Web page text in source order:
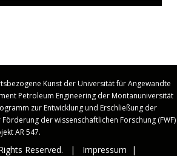
Kunst der Universität für Angewandte
Petroleum Engineering der Montanuniversität
zur Entwicklung und Erschließung der
Förderung der wissenschaftlichen Forschung (FWF)
AR 547.
Reserved. | Impressum |